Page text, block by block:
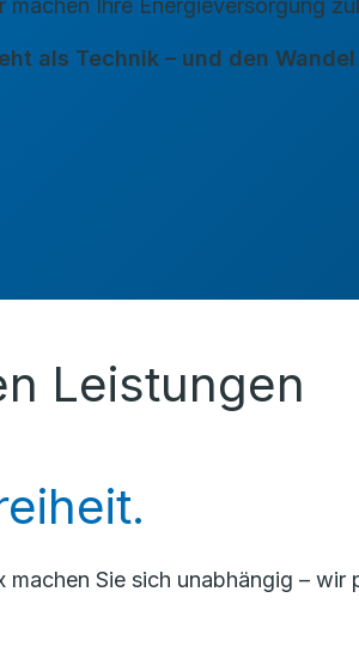
Ihre Energieversorgung
als Technik – und den
Leistungen
Sie sich unabhängig – wir